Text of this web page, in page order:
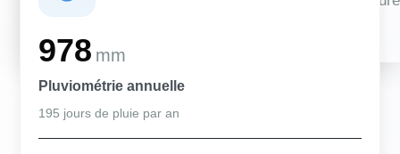
978 mm
Pluviométrie annuelle
195 jours de pluie par an